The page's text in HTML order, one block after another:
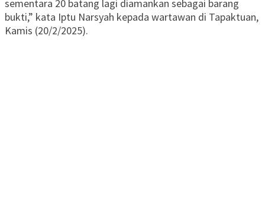
sementara 20 batang lagi diamankan sebagai barang
bukti,” kata Iptu Narsyah kepada wartawan di Tapaktuan,
Kamis (20/2/2025).